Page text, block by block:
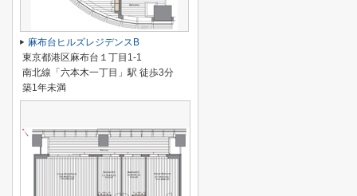
麻布台ヒルズレジデンスB
東京都港区麻布台１丁目1-1
南北線「六本木一丁目」駅 徒歩3分
築1年未満